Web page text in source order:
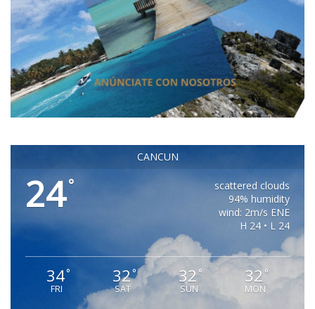
CANCUN
24°
scattered clouds
94% humidity
wind: 2m/s ENE
H 24 • L 24
34°
FRI
32°
SAT
32 °
SUN
32 °
MON